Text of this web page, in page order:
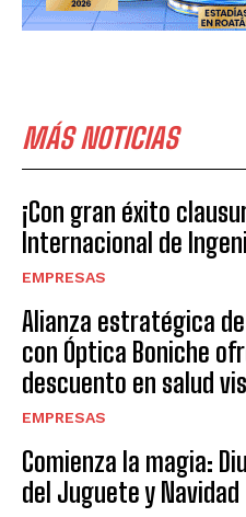
MÁS NOTICIAS
¡Con gran éxito
Internacional de
EMPRESAS
Alianza estratégica de
con Óptica Boniche
descuento en salud
EMPRESAS
Comienza la magia:
del Juguete y Navidad